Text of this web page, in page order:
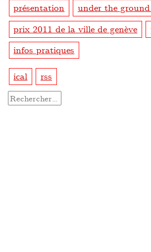
présentation
under the
prix 2011 de la ville de genève
infos pratiques
ical rss
Rechercher :